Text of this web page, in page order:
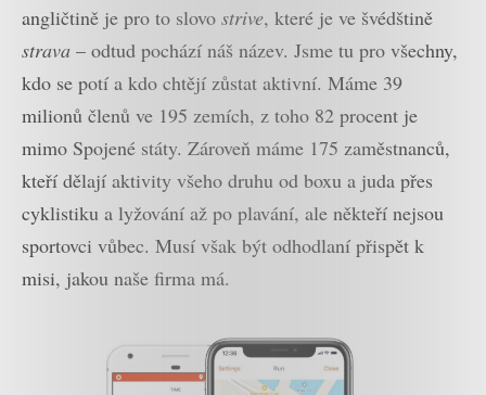
angličtině je pro to slovo strive, které je ve švédštině
strava – odtud pochází náš název. Jsme tu pro všechny,
kdo se potí a kdo chtějí zůstat aktivní. Máme 39
milionů členů ve 195 zemích, z toho 82 procent je
mimo Spojené státy. Zároveň máme 175 zaměstnanců,
kteří dělají aktivity všeho druhu od boxu a juda přes
cyklistiku a lyžování až po plavání, ale někteří nejsou
sportovci vůbec. Musí však být odhodlaní přispět k
misi, jakou naše firma má.